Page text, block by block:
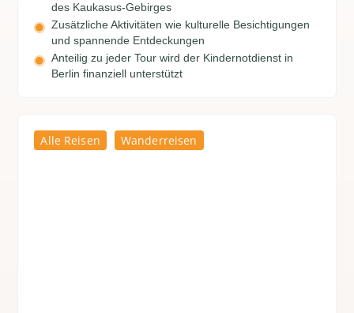
des Kaukasus-Gebirges
Zusätzliche Aktivitäten wie kulturelle Besichtigungen
und spannende Entdeckungen
Anteilig zu jeder Tour wird der Kindernotdienst in
Berlin finanziell unterstützt
Alle Reisen Wanderreisen